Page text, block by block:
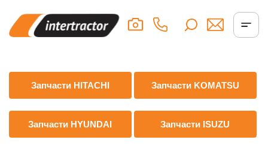
Запчасти HITACHI Запчасти KOMATSU
Запчасти HYUNDAI Запчасти ISUZU